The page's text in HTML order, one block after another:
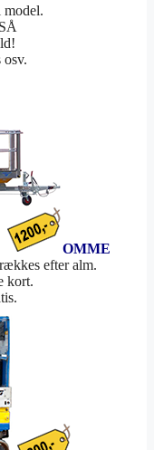
osv.
OMME
efter alm.
kort.